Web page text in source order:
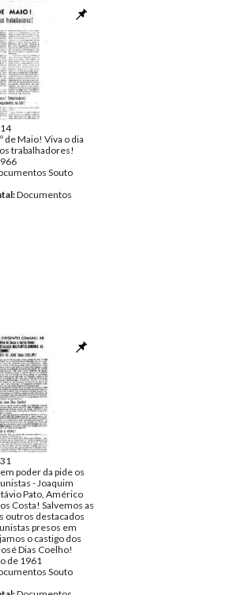
de Maio! Viva o dia
trabalhadores!
Souto
Documentos
poder da pide os
- Joaquim
Pato, Américo
Costa! Salvemos as
outros destacados
presos em
o castigo dos
Dias Coelho!
de 1961
Souto